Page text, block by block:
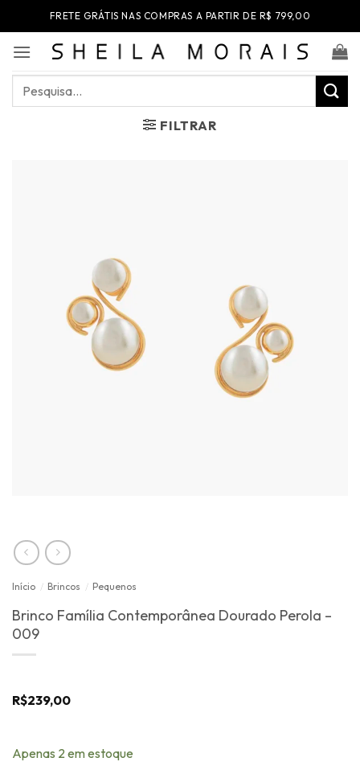
to
content
FRETE GRÁTIS NAS COMPRAS A PARTIR DE R$ 799,00
FILTRAR
Início / Brincos / Pequenos
Brinco Família Contemporânea Dourado Perola –
009
R$239,00
Apenas 2 em estoque